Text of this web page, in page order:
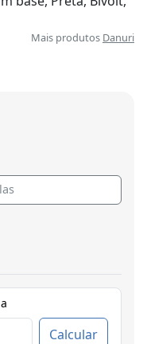
Mais produtos Danuri
Calcular